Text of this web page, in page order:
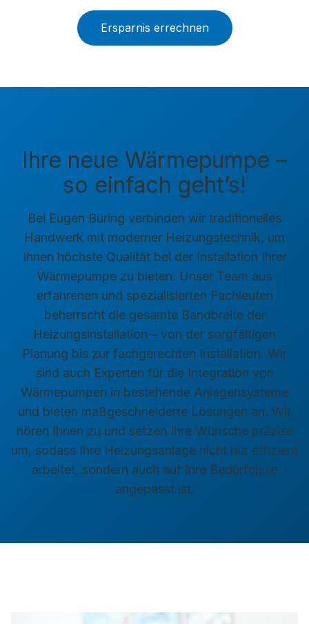
Ersparnis errechnen
Ihre neue Wärmepumpe –
so einfach geht’s!
Bei Eugen Büring verbinden wir traditionelles
Handwerk mit moderner Heizungstechnik, um
Ihnen höchste Qualität bei der Installation Ihrer
Wärmepumpe zu bieten. Unser Team aus
erfahrenen und spezialisierten Fachleuten
beherrscht die gesamte Bandbreite der
Heizungsinstallation – von der sorgfältigen
Planung bis zur fachgerechten Installation. Wir
sind auch Experten für die Integration von
Wärmepumpen in bestehende Anlagensysteme
und bieten maßgeschneiderte Lösungen an. Wir
hören Ihnen zu und setzen Ihre Wünsche präzise
um, sodass Ihre Heizungsanlage nicht nur effizient
arbeitet, sondern auch auf Ihre Bedürfnisse
angepasst ist.